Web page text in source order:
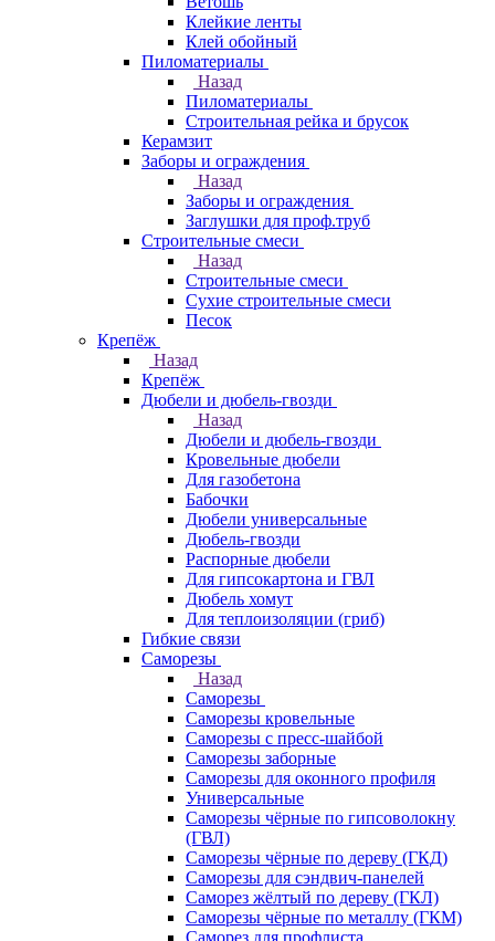
Клейкие ленты
Клей обойный
Пиломатериалы
Назад
Пиломатериалы
Строительная рейка и брусок
Керамзит
Заборы и ограждения
Назад
Заборы и ограждения
Заглушки для проф.труб
Строительные смеси
Назад
Строительные смеси
Сухие строительные смеси
Песок
Крепёж
Назад
Крепёж
Дюбели и дюбель-гвозди
Назад
Дюбели и дюбель-гвозди
Кровельные дюбели
Для газобетона
Бабочки
Дюбели универсальные
Дюбель-гвозди
Распорные дюбели
Для гипсокартона и ГВЛ
Дюбель хомут
Для теплоизоляции (гриб)
Гибкие связи
Саморезы
Назад
Саморезы
Саморезы кровельные
Саморезы с пресс-шайбой
Саморезы заборные
Саморезы для оконного профиля
Универсальные
Саморезы чёрные по гипсоволокну
(ГВЛ)
Саморезы чёрные по дереву (ГКД)
Саморезы для сэндвич-панелей
Саморез жёлтый по дереву (ГКЛ)
Саморезы чёрные по металлу (ГКМ)
Саморез для профлиста